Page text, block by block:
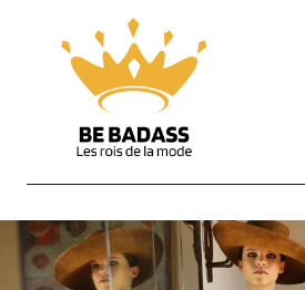
content